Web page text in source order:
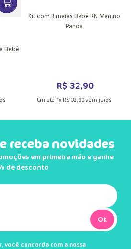
MAIS INFORMAÇÕES DO
Bebê
Kit com 3 meias Bebê RN Menino
Panda
R$ 32,90
Em até 1x R$ 32 90sem juros
receba novidades
em primeira mão e ganhe
de desconto
Ok
você concorda com a nossa